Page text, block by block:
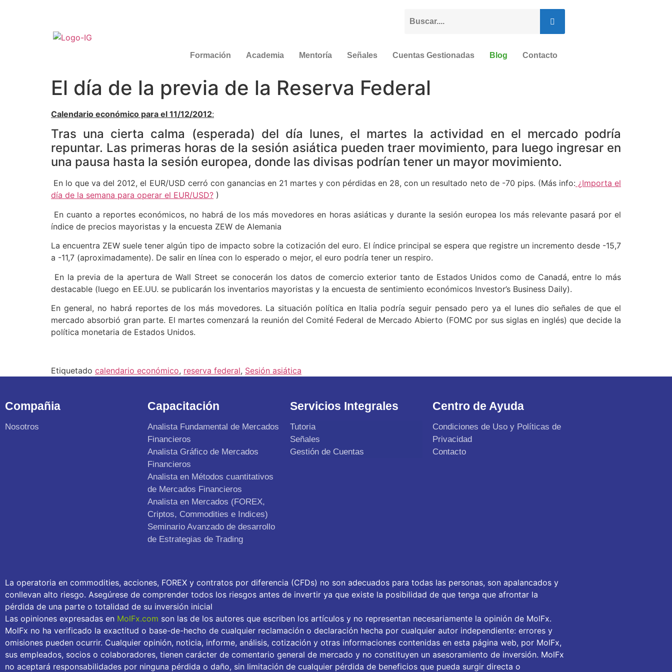
Formación Academia Mentoría Señales Cuentas Gestionadas Blog Contacto
El día de la previa de la Reserva Federal
Calendario económico para el 11/12/2012:
Tras una cierta calma (esperada) del día lunes, el martes la actividad en el mercado podría
repuntar. Las primeras horas de la sesión asiática pueden traer movimiento, para luego ingresar en
una pausa hasta la sesión europea, donde las divisas podrían tener un mayor movimiento.
En lo que va del 2012, el EUR/USD cerró con ganancias en 21 martes y con pérdidas en 28, con un resultado neto de -70 pips. (Más info: ¿Importa el
día de la semana para operar el EUR/USD? )
En cuanto a reportes económicos, no habrá de los más movedores en horas asiáticas y durante la sesión europea los más relevante pasará por el
índice de precios mayoristas y la encuesta ZEW de Alemania
La encuentra ZEW suele tener algún tipo de impacto sobre la cotización del euro. El índice principal se espera que registre un incremento desde -15,7
a -11,7 (aproximadamente). De salir en línea con lo esperado o mejor, el euro podría tener un respiro.
En la previa de la apertura de Wall Street se conocerán los datos de comercio exterior tanto de Estados Unidos como de Canadá, entre lo más
destacable (luego en EE.UU. se publicarán los inventarios mayoristas y la encuesta de sentimiento económicos Investor’s Business Daily).
En general, no habrá reportes de los más movedores. La situación política en Italia podría seguir pensado pero ya el lunes dio señales de que el
mercado absorbió gran parte. El martes comenzará la reunión del Comité Federal de Mercado Abierto (FOMC por sus siglas en inglés) que decide la
política monetaria de Estados Unidos.
Etiquetado calendario económico, reserva federal, Sesión asiática
Compañia
Nosotros
Capacitación
Analista Fundamental de Mercados
Financieros
Analista Gráfico de Mercados
Financieros
Analista en Métodos cuantitativos
de Mercados Financieros
Analista en Mercados (FOREX,
Criptos, Commodities e Indices)
Seminario Avanzado de desarrollo
de Estrategias de Trading
Servicios Integrales
Tutoria
Señales
Gestión de Cuentas
Centro de Ayuda
Condiciones de Uso y Políticas de
Privacidad
Contacto
La operatoria en commodities, acciones, FOREX y contratos por diferencia (CFDs) no son adecuados para todas las personas, son apalancados y
conllevan alto riesgo. Asegúrese de comprender todos los riesgos antes de invertir ya que existe la posibilidad de que tenga que afrontar la
pérdida de una parte o totalidad de su inversión inicial
Las opiniones expresadas en MolFx.com son las de los autores que escriben los artículos y no representan necesariamente la opinión de MolFx.
MolFx no ha verificado la exactitud o base-de-hecho de cualquier reclamación o declaración hecha por cualquier autor independiente: errores y
omisiones pueden ocurrir. Cualquier opinión, noticia, informe, análisis, cotización y otras informaciones contenidas en esta página web, por MolFx,
sus empleados, socios o colaboradores, tienen carácter de comentario general de mercado y no constituyen un asesoramiento de inversión. MolFx
no aceptará responsabilidades por ninguna pérdida o daño, sin limitación de cualquier pérdida de beneficios que pueda surgir directa o